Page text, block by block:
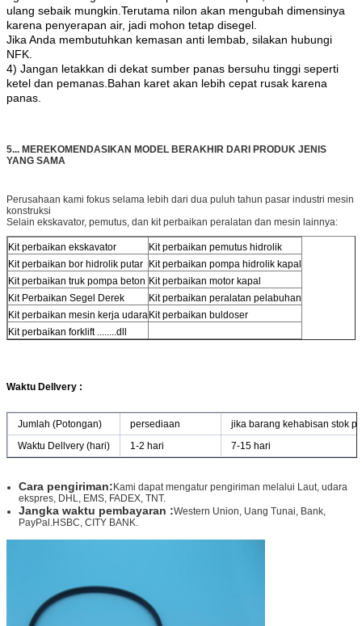
ulang sebaik mungkin.Terutama nilon akan mengubah dimensinya
karena penyerapan air, jadi mohon tetap disegel.
Jika Anda membutuhkan kemasan anti lembab, silakan hubungi
NFK.
4) Jangan letakkan di dekat sumber panas bersuhu tinggi seperti
ketel dan pemanas.Bahan karet akan lebih cepat rusak karena
panas.
5... MEREKOMENDASIKAN MODEL BERAKHIR DARI PRODUK JENIS
YANG SAMA
Perusahaan kami fokus selama lebih dari dua puluh tahun pasar industri mesin
konstruksi
Selain ekskavator, pemutus, dan kit perbaikan peralatan dan mesin lainnya:
Kit perbaikan ekskavator
Kit perbaikan pemutus hidrolik
Kit perbaikan bor hidrolik putar Kit perbaikan pompa hidrolik kapal
Kit perbaikan truk pompa beton Kit perbaikan motor kapal
Kit Perbaikan Segel Derek
Kit perbaikan peralatan pelabuhan
Kit perbaikan mesin kerja udaraKit perbaikan buldoser
Kit perbaikan forklift ........dll
Waktu Dellvery :
Jumlah (Potongan) persediaan
jika barang kehabisan stok
Waktu Dellvery (hari)
1-2 hari 7-15 hari
Cara pengiriman:Kami dapat mengatur pengiriman melalui Laut, udara
ekspres, DHL, EMS, FADEX, TNT.
Jangka waktu pembayaran :Western Union, Uang Tunai, Bank,
PayPal.HSBC, CITY BANK.